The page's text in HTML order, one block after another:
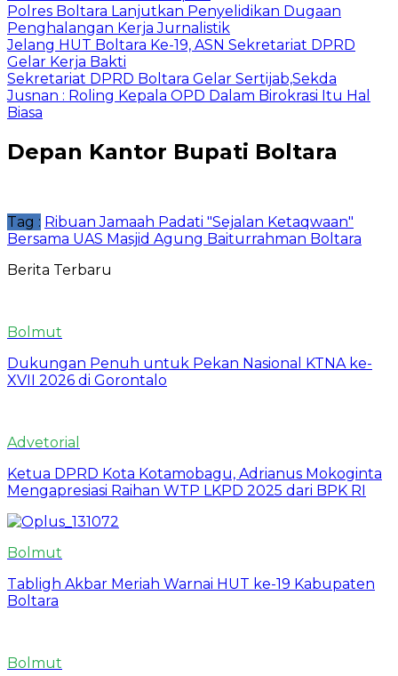
Polres Boltara Lanjutkan Penyelidikan Dugaan
Penghalangan Kerja Jurnalistik
Jelang HUT Boltara Ke-19, ASN Sekretariat DPRD
Gelar Kerja Bakti
Sekretariat DPRD Boltara Gelar Sertijab,Sekda
Jusnan : Roling Kepala OPD Dalam Birokrasi Itu Hal
Biasa
Depan Kantor Bupati Boltara
Tag : Ribuan Jamaah Padati "Sejalan Ketaqwaan"
Bersama UAS Masjid Agung Baiturrahman Boltara
Berita Terbaru
Bolmut
Dukungan Penuh untuk Pekan Nasional KTNA ke-
XVII 2026 di Gorontalo
Advetorial
Ketua DPRD Kota Kotamobagu, Adrianus Mokoginta
Mengapresiasi Raihan WTP LKPD 2025 dari BPK RI
Bolmut
Tabligh Akbar Meriah Warnai HUT ke-19 Kabupaten
Boltara
Bolmut